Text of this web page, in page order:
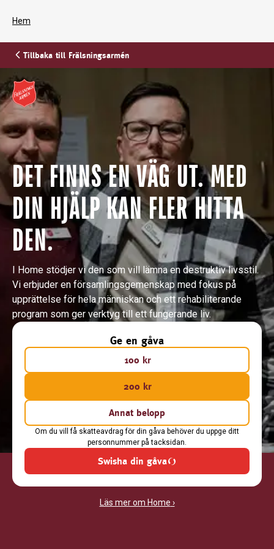
Hem
Tillbaka till Frälsningsarmén
DET FINNS EN VÄG UT. MED
DIN HJÄLP KAN FLER HITTA
DEN.
I Home stödjer vi den som vill lämna en destruktiv livsstil.
Vi erbjuder en församlingsgemenskap med fokus på
upprättelse för hela människan och ett rehabiliterande
program som ger verktyg till ett fungerande liv.
Ge en gåva
100 kr
200 kr
Annat belopp
Om du vill få skatteavdrag för din gåva behöver du uppge ditt
personnummer på tacksidan.
Swisha din gåva
Läs mer om Home ›